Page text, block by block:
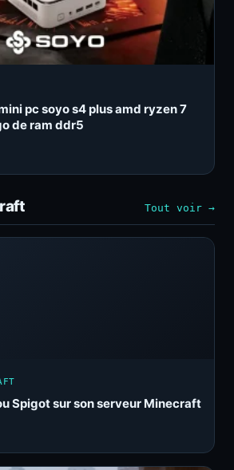
pc soyo s4 plus amd ryzen 7
de ram ddr5
Tout voir →
Spigot sur son serveur Minecraft